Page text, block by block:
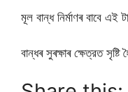
মূল বান্ধ নিৰ্মাণৰ বাবে এই
বান্ধৰ সুৰক্ষাৰ ক্ষেত্রত সৃষ্টি